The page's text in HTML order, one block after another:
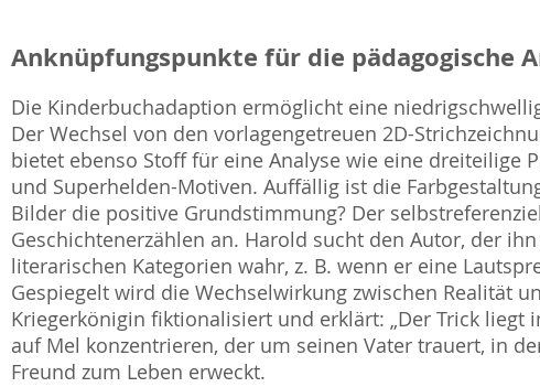
Anknüpfungspunkte für die pädagogische
Die Kinderbuchadaption ermöglicht eine
Der Wechsel von den vorlagengetreuen 2D-
bietet ebenso Stoff für eine Analyse wie eine dreiteilige
und Superhelden-Motiven. Auffällig ist die
Bilder die positive Grundstimmung? Der
Geschichtenerzählen an. Harold sucht den Autor, der
literarischen Kategorien wahr, z. B. wenn er eine
Gespiegelt wird die Wechselwirkung zwischen Realität
Kriegerkönigin fiktionalisiert und erklärt: „Der Trick liegt
auf Mel konzentrieren, der um seinen Vater trauert, in
Freund zum Leben erweckt.